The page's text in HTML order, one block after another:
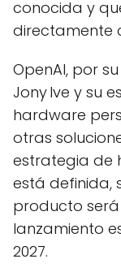
conocida y
directamente
OpenAI, por
Jony Ive y su
hardware
otras
estrategia de
está definida,
producto
lanzamiento
2027.